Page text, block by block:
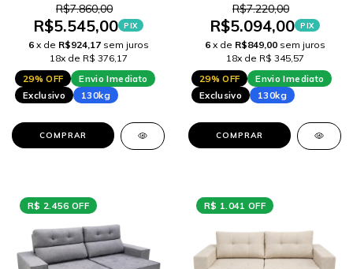
R$7.860,00
R$5.545,00 PIX
6 x de R$924,17 sem juros
18x de R$ 376,17
29% OFF
Envio Imediato
Exclusivo
130kg
COMPRAR
R$7.220,00
R$5.094,00 PIX
6 x de R$849,00 sem juros
18x de R$ 345,57
29% OFF
Envio Imediato
Exclusivo
130kg
COMPRAR
R$ 2.456 OFF R$ 1.041 OFF